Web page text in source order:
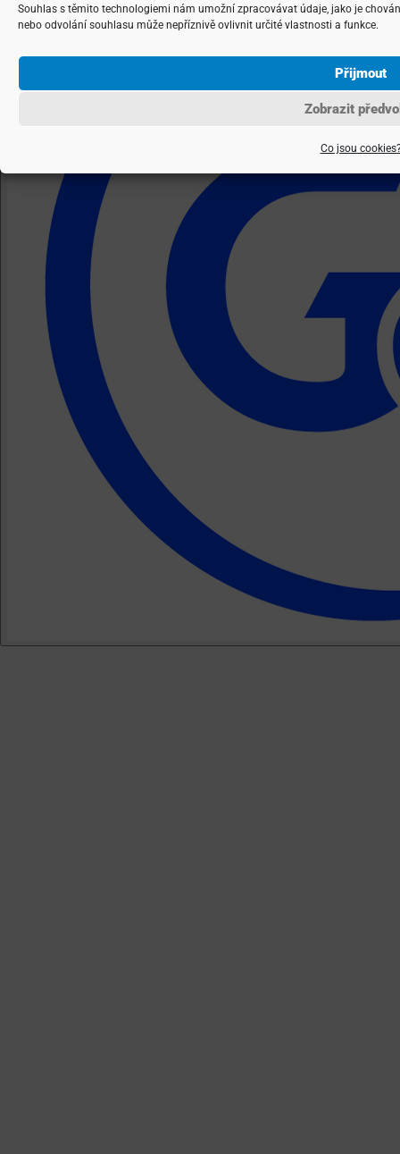
Souhlas s těmito technologiemi nám umožní zpracovávat údaje, jako je
nebo odvolání souhlasu může nepříznivě ovlivnit určité vlastnosti a funkce.
Přijmout
Zobrazit
Co jsou